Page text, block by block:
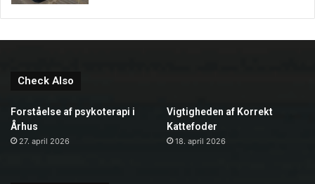
Check Also
Forståelse af psykoterapi i
Århus
27. april 2026
Vigtigheden af Korrekt
Kattefoder
18. april 2026